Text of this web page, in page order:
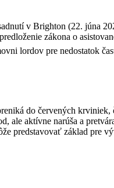
v Brighton (22. júna
zákona o
lordov pre nedostatok
do červených krviniek,
ale aktívne narúša a
predstavovať základ pre